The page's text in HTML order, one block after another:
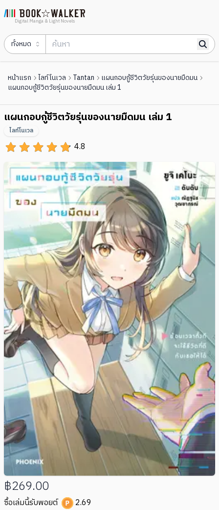
Digital Manga & Light Novels
ทั้งหมด
หน้าแรก ไลท์โนเวล Tantan
แผนกอบกู้ชีวิตวัยรุ่นของนายมืดมน
แผนกอบกู้ชีวิตวัยรุ่นของนายมืดมน เล่ม 1
แผนกอบกู้ชีวิตวัยรุ่นของนายมืดมน เล่ม 1
4.8
ไลท์โนเวล
฿269.00
ซื้อเล่มนี้รับพอยต์ 2.69